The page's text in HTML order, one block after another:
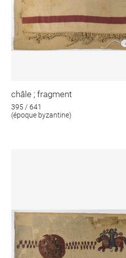
châle ; fragment
395 / 641
(époque byzantine)